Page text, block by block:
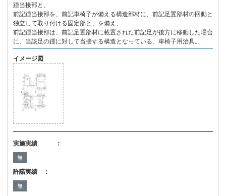
踵当接部と、
前記踵当接部を、前記車椅子が備える構造部材に、前記足置部材の回動と
独立して取り付ける固定部と、を備え、
前記踵当接部は、前記足置部材に載置された前記足が後方に移動した場合
に、当該足の踵に対して当接する構造となっている、車椅子用治具。
イメージ図
実施実績 ：
無
許諾実績 ：
無